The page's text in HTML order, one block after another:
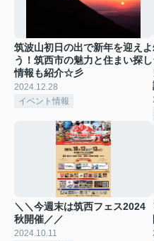
筑波山初日の出で新年を迎えよ
う！筑西市の魅力と住まい探し
情報も紹介☆彡
2024.12.28
イベント情報
＼＼今週末は筑西フェス2024
秋開催／／
2024.10.11